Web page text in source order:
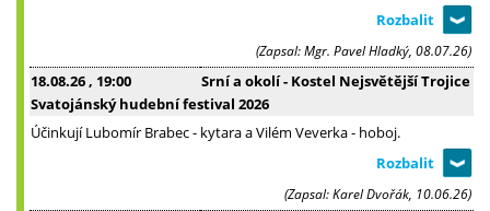
(Zapsal: Mgr. Pavel Hladký, 08.07.26)
18.08.26, 19:00
Srní a okolí - Kostel Nejsvětější Trojice
Svatojánský hudební festival 2026
Účinkují Lubomír Brabec - kytara a Vilém Veverka - hoboj.
(Zapsal: Karel Dvořák, 10.06.26)